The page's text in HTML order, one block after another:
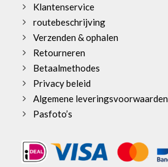
Klantenservice
routebeschrijving
Verzenden & ophalen
Retourneren
Betaalmethodes
Privacy beleid
Algemene leveringsvoorwaarden
Pasfoto’s